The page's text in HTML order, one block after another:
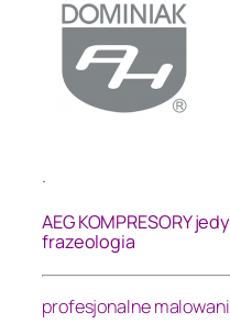
.
AEG KOMPRESORY
frazeologia
profesjonalne